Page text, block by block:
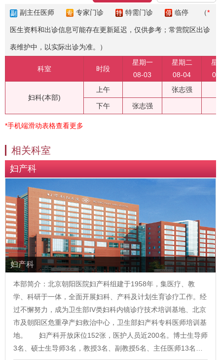
副主任医师 专家门诊 特需门诊 临停 （*
医生资料和出诊信息可能存在更新延迟，仅供参考；常营院区出诊
表维护中，以实际出诊为准。）
科室 时段
星期一
08-03
星期二
08-04
星
妇科(本部)
上午 张志强
下午 张志强
*手机端滑动表格查看更多
相关科室
妇产科
妇产科
本部简介：北京朝阳医院妇产科组建于1958年，集医疗、教
学、科研于一体，全面开展妇科、产科及计划生育诊疗工作。经
过不懈努力，成为卫生部IV类妇科内镜诊疗技术培训基地、北京
市及朝阳区危重孕产妇救治中心，卫生部妇产科专科医师培训基
地。 妇产科开放床位152张，医护人员近200名。博士生导师
3名、硕士生导师3名，教授3名、副教授5名、主任医师13名…